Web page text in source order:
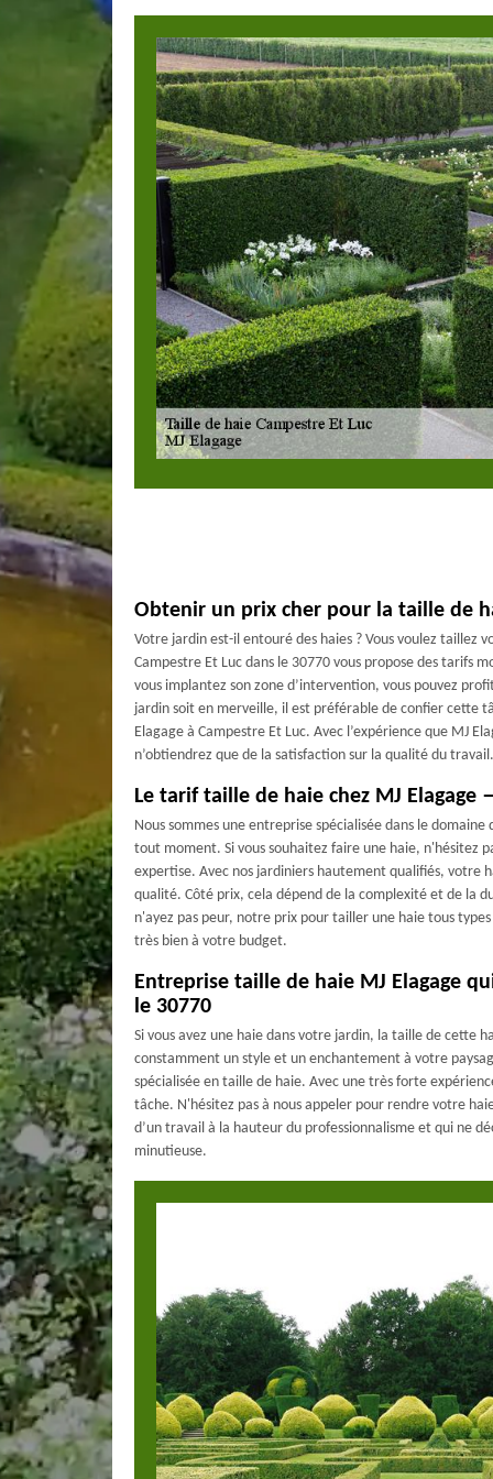
Obtenir un prix cher pour la taille de
Votre jardin est-il entouré des haies ? Vous voulez taillez
Campestre Et Luc dans le 30770 vous propose des tarifs
vous implantez son zone d’intervention, vous pouvez
jardin soit en merveille, il est préférable de confier cette
Elagage à Campestre Et Luc. Avec l’expérience que MJ
n’obtiendrez que de la satisfaction sur la qualité du travail.
Le tarif taille de haie chez MJ Elagage
Nous sommes une entreprise spécialisée dans le
tout moment. Si vous souhaitez faire une haie, n'hésitez
expertise. Avec nos jardiniers hautement qualifiés, votre
qualité. Côté prix, cela dépend de la complexité et de la
n'ayez pas peur, notre prix pour tailler une haie tous
très bien à votre budget.
Entreprise taille de haie MJ Elagage
le 30770
Si vous avez une haie dans votre jardin, la taille de cette
constamment un style et un enchantement à votre
spécialisée en taille de haie. Avec une très forte
tâche. N'hésitez pas à nous appeler pour rendre votre
d’un travail à la hauteur du professionnalisme et qui ne
minutieuse.